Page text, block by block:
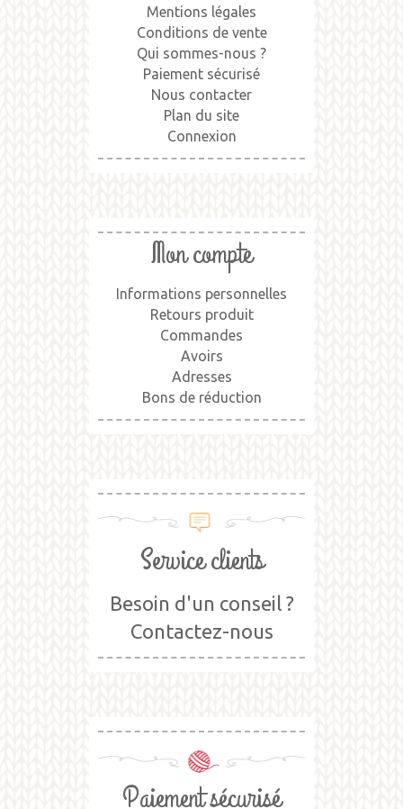
Mentions légales
Conditions de vente
Qui sommes-nous ?
Paiement sécurisé
Nous contacter
Plan du site
Connexion
Mon compte
Informations personnelles
Retours produit
Commandes
Avoirs
Adresses
Bons de réduction
Service clients
Besoin d'un conseil ?
Contactez-nous
Paiement sécurisé